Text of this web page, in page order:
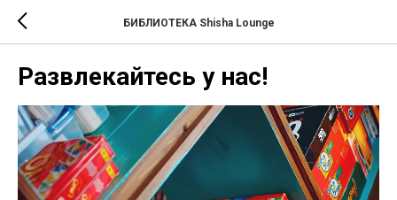
БИБЛИОТЕКА Shisha Lounge
Развлекайтесь у нас!